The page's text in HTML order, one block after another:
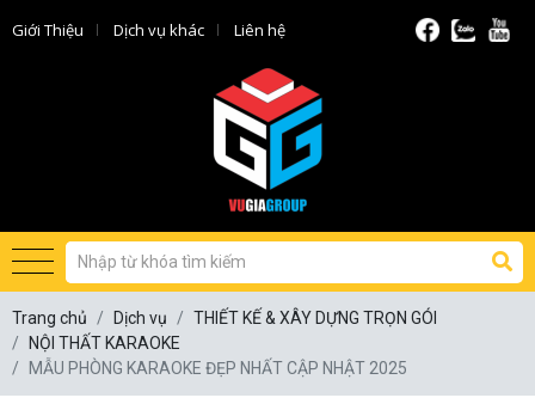
Giới Thiệu Dịch vụ khác Liên hệ
Trang chủ Dịch vụ
THIẾT KẾ & XÂY DỰNG TRỌN GÓI
NỘI THẤT KARAOKE
MẪU PHÒNG KARAOKE ĐẸP NHẤT CẬP NHẬT 2025